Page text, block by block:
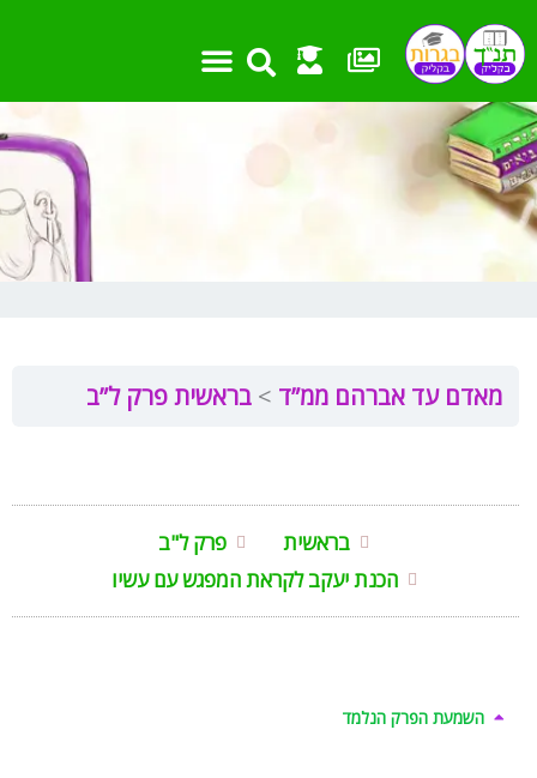
לתוכן
מאדם עד אברהם ממ”ד בראשית פרק ל”ב
בראשית
פרק ל"ב
הכנת יעקב לקראת המפגש עם עשיו
השמעת הפרק הנלמד